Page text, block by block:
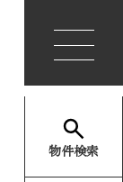
物件検索